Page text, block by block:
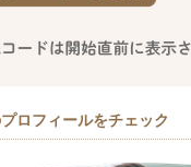
ロフィールをチェック